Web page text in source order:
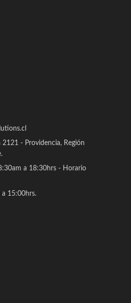
2121 - Providencia, Región
a 18:30hrs - Horario
a 15:00hrs.